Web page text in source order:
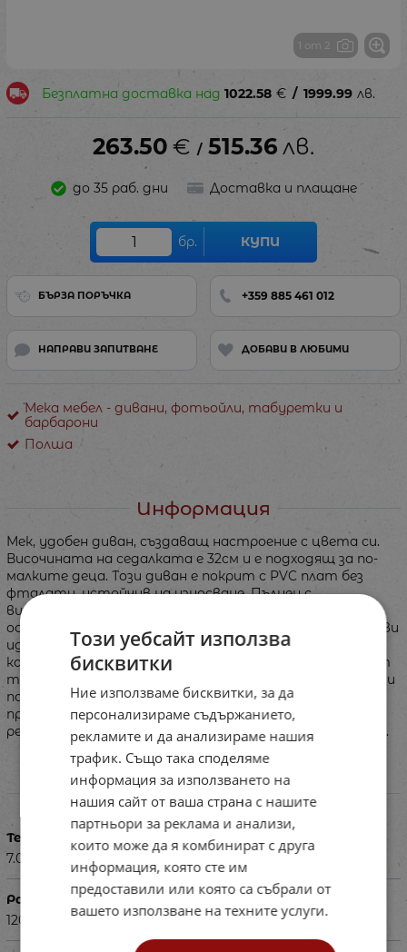
1 от 2
Безплатна доставка над 1022.58 € / 1999.99 лв.
263.50 € / 515.36 лв.
до 35 раб. дни Доставка и плащане
бр. КУПИ
БЪРЗА ПОРЪЧКА +359 885 461 012
НАПРАВИ ЗАПИТВАНЕ ДОБАВИ В ЛЮБИМИ
Мека мебел - дивани, фотьойли, табуретки и
барбарони
Полша
Информация
Мек, удобен диван, създаващ настроение с цвета си.
Височината на седалката е 32см и е подходящ за по-
малките деца. Този диван е покрит с PVC плат без
фталати, устойчив на износване. Пълнен с
високоеластична полиуретанова пяна, диванът
осигурява адекватна опора и комфорт, което го прави
идеалното място за релакс. Стабилната му
конструкция и неплъзгащото се дъно, изработено от
текстуриран PVC плат, повишават безопасността и
позволяват лесно движение и регулиране на
пространството. Идеален за създаване на зони за
релакс в образователни или терапевтични заведения.
Характеристики
Тегло в кг
7.000
Размери в см
120х52х60
Този уебсайт използва
бисквитки
Ние използваме бисквитки, за да
персонализираме съдържанието,
рекламите и да анализираме нашия
трафик. Също така споделяме
информация за използването на
нашия сайт от ваша страна с нашите
партньори за реклама и анализи,
които може да я комбинират с друга
информация, която сте им
предоставили или която са събрали от
вашето използване на техните услуги.